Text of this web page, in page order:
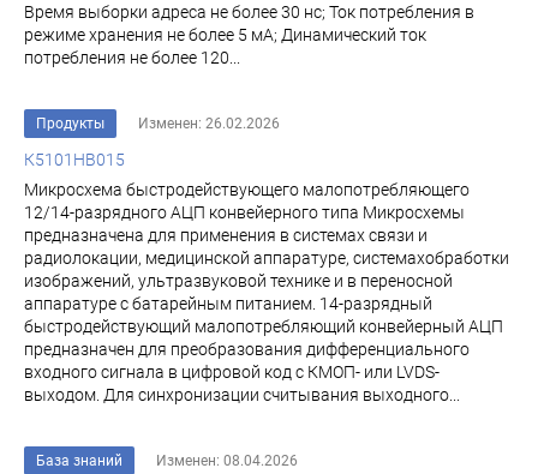
Время выборки адреса не более 30 нс; Ток потребления в
режиме хранения не более 5 мА; Динамический ток
потребления не более 120...
Продукты Изменен: 26.02.2026
К5101НВ015
Микросхема быстродействующего малопотребляющего
12/14-разрядного АЦП конвейерного типа Микросхемы
предназначена для применения в системах связи и
радиолокации, медицинской аппаратуре, системахобработки
изображений, ультразвуковой технике и в переносной
аппаратуре с батарейным питанием. 14-разрядный
быстродействующий малопотребляющий конвейерный АЦП
предназначен для преобразования дифференциального
входного сигнала в цифровой код с КМОП- или LVDS-
выходом. Для синхронизации считывания выходного...
База знаний Изменен: 08.04.2026